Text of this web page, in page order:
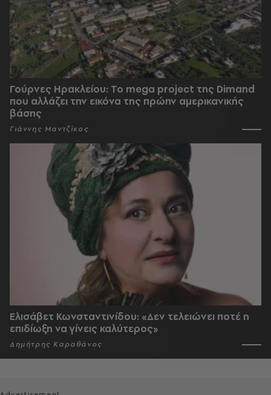
Γούρνες Ηρακλείου: To mega project της Dimand
που αλλάζει την εικόνα της πρώην αμερικανικής
βάσης
Γιάννης Μαντζίκος
Ελισάβετ Κωνσταντινίδου: «Δεν τελειώνει ποτέ η
επιδίωξη να γίνεις καλύτερος»
Δημήτρης Καραθάνος